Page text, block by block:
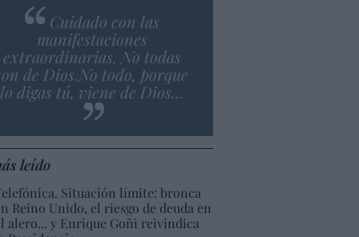
Cuidado con las
manifestaciones
extraordinarias. No todas
de Dios.No todo, porque
lo digas tú, viene de Dios…
leído
Situación límite: bronca
Reino Unido, el riesgo de deuda en
alero... y Enrique Goñi reivindica